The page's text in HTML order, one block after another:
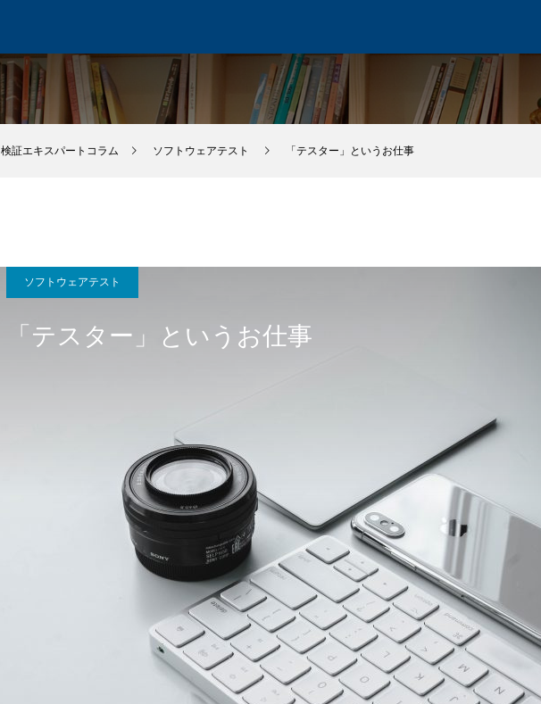
検証エキスパートコラム ソフトウェアテスト 「テスター」というお仕事
ソフトウェアテスト
「テスター」というお仕事